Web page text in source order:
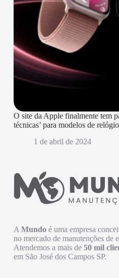
O site da Apple finalmente tem
técnicas’ para modelos de
1 de abril de 2024
A Mundoé uma empresa
no mercado de manutenções de
Atendemos a mais de 50 mil
em São José dos Campos SP.